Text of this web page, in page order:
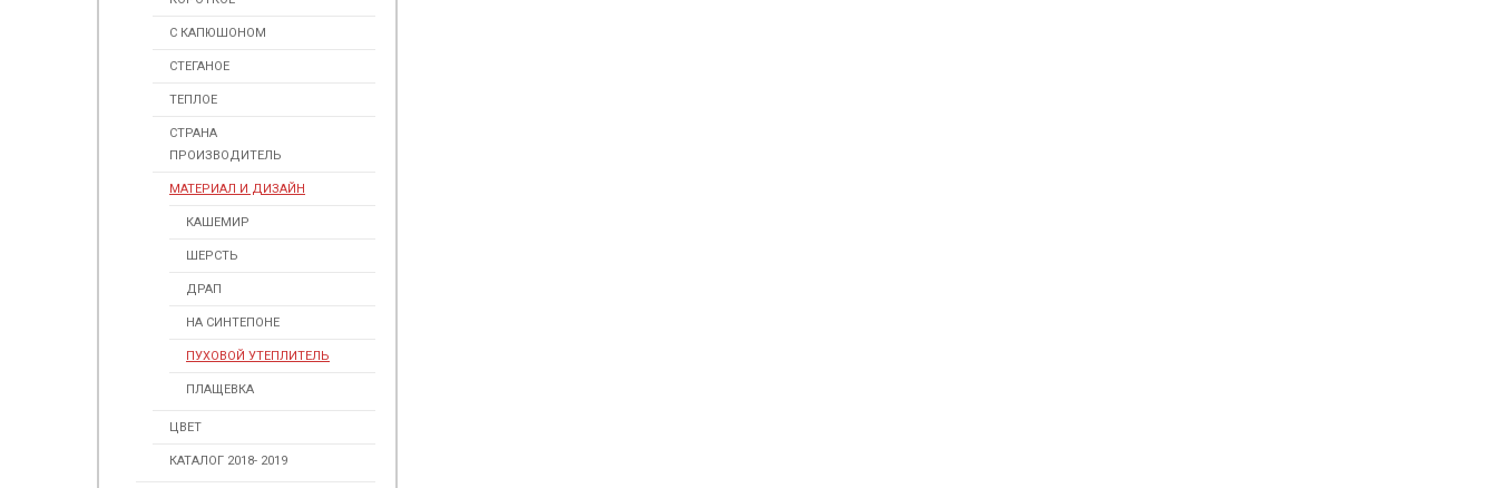
С КАПЮШОНОМ
СТЕГАНОЕ
ТЕПЛОЕ
СТРАНА
ПРОИЗВОДИТЕЛЬ
МАТЕРИАЛ И ДИЗАЙН
КАШЕМИР
ШЕРСТЬ
ДРАП
НА СИНТЕПОНЕ
ПУХОВОЙ УТЕПЛИТЕЛЬ
ПЛАЩЕВКА
ЦВЕТ
КАТАЛОГ 2018- 2019